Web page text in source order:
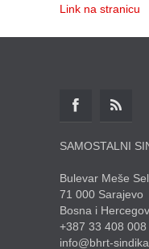
Link na stranicu
SAMOSTALNI
Bulevar Meše
71 000 Sarajevo
Bosna i
+387 33 408 008
info@bhrt-